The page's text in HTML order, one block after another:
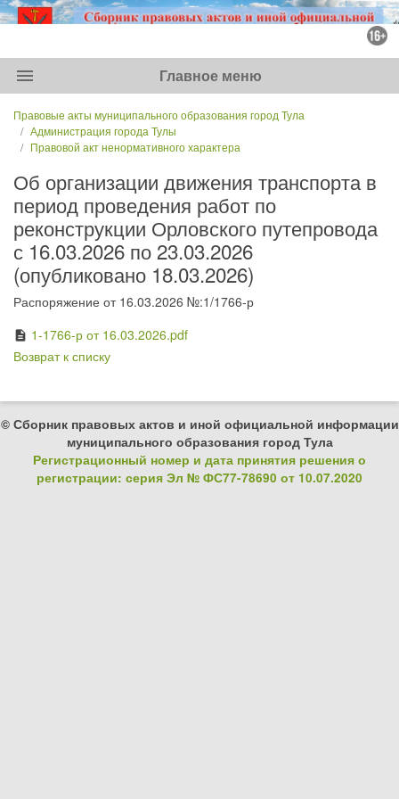
menu Главное меню
Правовые акты муниципального образования город Тула
Администрация города Тулы
Правовой акт ненормативного характера
Об организации движения транспорта в
период проведения работ по
реконструкции Орловского путепровода
с 16.03.2026 по 23.03.2026
(опубликовано 18.03.2026)
Распоряжение от 16.03.2026 №:1/1766-р
description 1-1766-р от 16.03.2026.pdf
Возврат к списку
© Сборник правовых актов и иной официальной информации
муниципального образования город Тула
Регистрационный номер и дата принятия решения о
регистрации: серия Эл № ФС77-78690 от 10.07.2020